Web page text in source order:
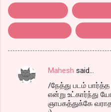
C
Mahesh said…
/நேத்து படம் பார்த்த
என்று உட்கார்ந்து
ஞாபகத்துக்கே